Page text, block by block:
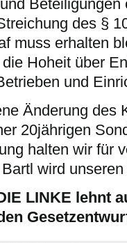
des §
muss erhalten
Hoheit über
und
Änderung des
20jährigen
halten wir für
wird
LINKE lehnt